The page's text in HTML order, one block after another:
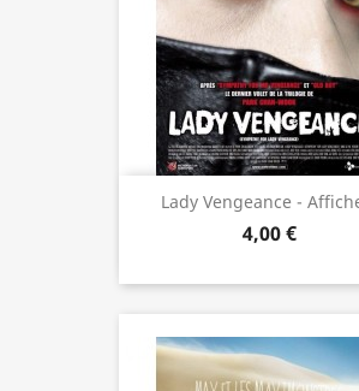
Lady Vengeance -
4,00 €